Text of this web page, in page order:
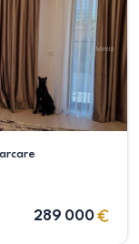
289 000